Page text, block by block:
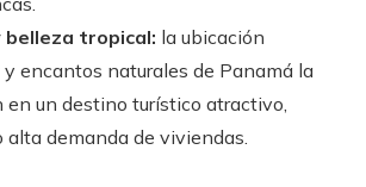
belleza tropical: la ubicación
y encantos naturales de Panamá la
en un destino turístico atractivo,
alta demanda de viviendas.